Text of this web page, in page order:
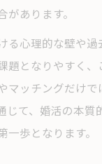
所で気づく思考
所で考える自己
所による意外な
があります。
る心理的な壁や
題となりやすく
マッチングだけ
じて、婚活の本質
一歩となります。